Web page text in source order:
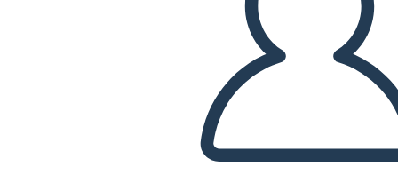
BENİ OKU